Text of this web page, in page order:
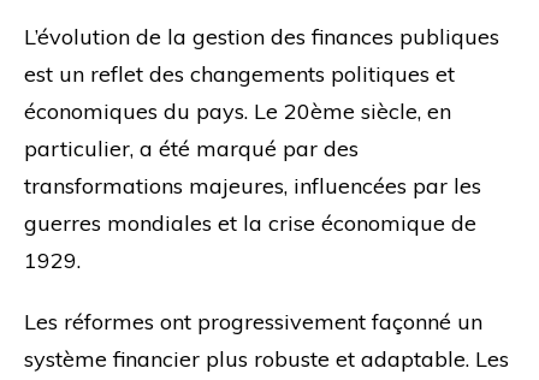
L’évolution de la gestion des finances publiques
est un reflet des changements politiques et
économiques du pays. Le 20ème siècle, en
particulier, a été marqué par des
transformations majeures, influencées par les
guerres mondiales et la crise économique de
1929.
Les réformes ont progressivement façonné un
système financier plus robuste et adaptable. Les